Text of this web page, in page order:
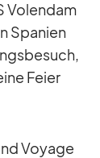
Vo­len­dam
Spa­nien
Feier
Voyage